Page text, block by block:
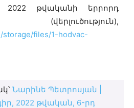
2022 թվականի երրորդ
(վերլուծություն),
storage/files/1-hodvac-
Նարինե Պետրոսյան |
2022 թվական, 6-րդ